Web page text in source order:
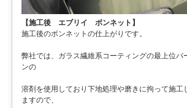
【施工後 エブリイ ボンネット】
施工後のボンネットの仕上がりです。
弊社では、ガラス繊維系コーティングの最上位バ
ンの
溶剤を使用しており下地処理や磨きに拘って施工
ますので、